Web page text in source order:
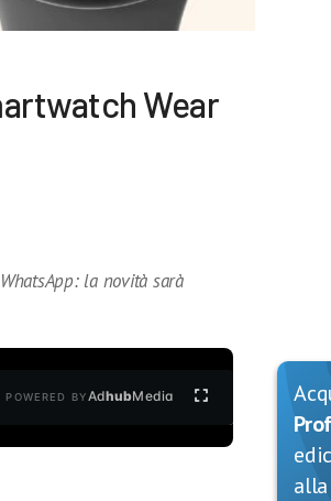
Wear
la novità sarà
POWERED BYAdhubMedia